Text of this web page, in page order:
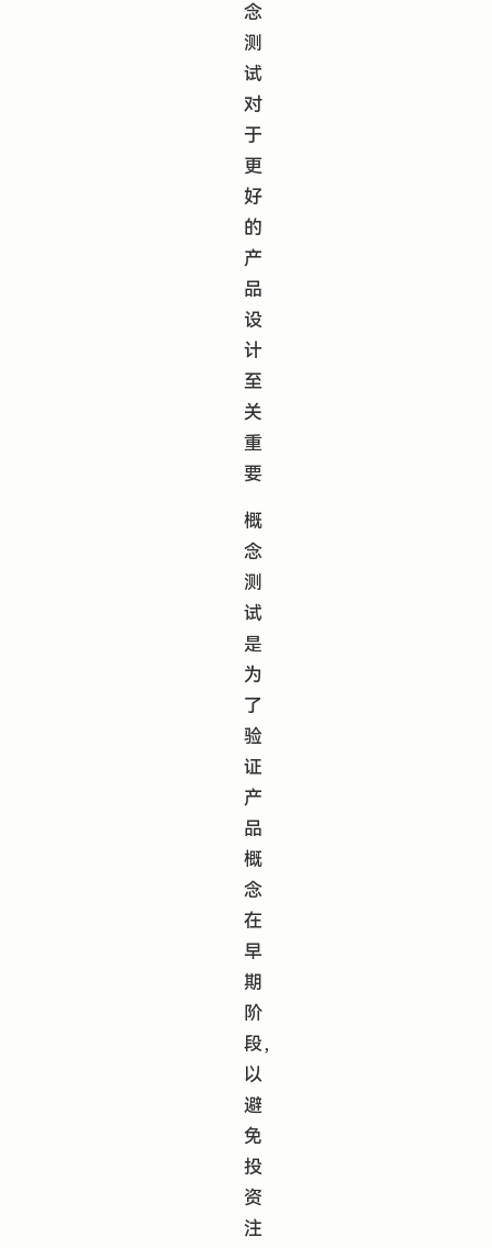
念
测
试
对
于
更
好
的
产
品
设
计
至
关
重
要
概
念
测
试
是
为
了
验
证
产
品
概
念
在
早
期
阶
段，
以
避
免
投
资
注